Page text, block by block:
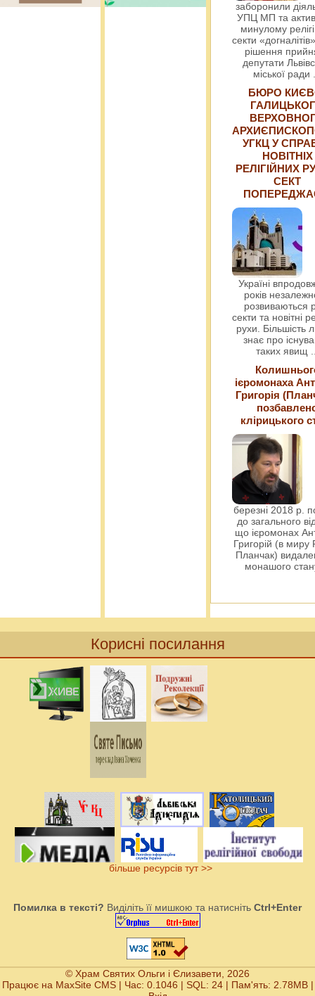
заборонили
УПЦ МП та
минулому
секти
рішення
депутати
міської ради
БЮРО
УГКЦ У
НОВІТНІХ
РЕЛІГІЙНИХ
СЕКТ
Україні
років
розвиваються
секти та новітні
рухи. Більшість
знає про
таких явищ
ієромонаха
Григорія
клірицького
березні 2018 р.
до загального
що ієромонах
Григорій (в миру
Планчак)
монашого
Корисні посилання
більше ресурсів тут >>
Помилка в тексті? Виділіть її мишкою та натисніть Ctrl+Enter
© Храм Святих Ольги і Єлизавети, 2026
Працює на MaxSite CMS| Час: 0.1046 | SQL: 24 | Пам'ять: 2.78MB|